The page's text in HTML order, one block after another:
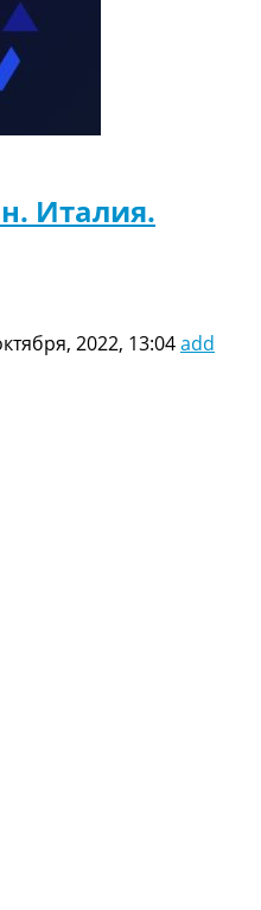
Италия.
2022, 13:04add